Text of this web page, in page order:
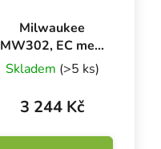
Milwaukee
MW302, EC metr
s externí
elektrodou
Skladem (>5 ks)
3 244 Kč